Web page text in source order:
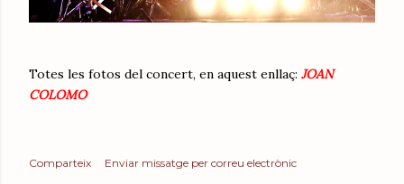
Totes les fotos del concert, en aquest enllaç: JOAN
COLOMO
Comparteix
Enviar missatge per correu electrònic